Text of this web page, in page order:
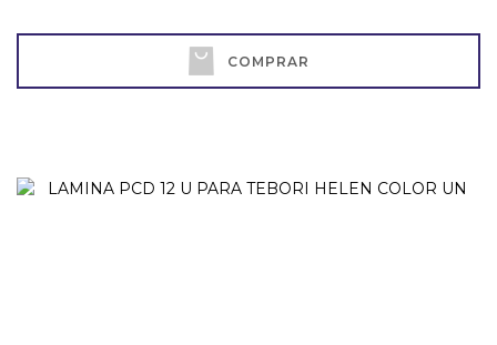
COMPRAR